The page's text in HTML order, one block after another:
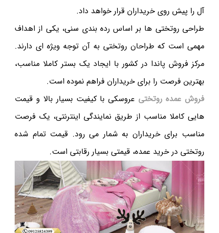
آل را پیش روی خریداران قرار خواهد داد.
طراحی روتختی ها بر اساس رده بندی سنی، یکی از اهداف
مهمی است که طراحان روتختی به آن توجه ویژه ای دارند.
مرکز فروش پاندا در کشور با ایجاد یک بستر کاملا مناسب،
بهترین فرصت را برای خریداران فراهم نموده است.
فروش عمده روتختیعروسکی با کیفیت بسیار بالا و قیمت
هایی کاملا مناسب از طریق نمایندگی اینترنتی، یک فرصت
مناسب برای خریداران به شمار می رود. قیمت تمام شده
روتختی در خرید عمده، قیمتی بسیار رقابتی است.